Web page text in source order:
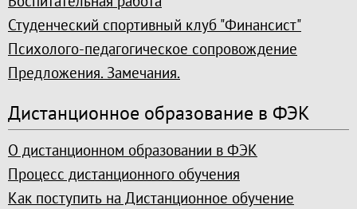
Студенческий спортивный клуб "Финансист"
Психолого-педагогическое сопровождение
Предложения. Замечания.
Дистанционное образование в ФЭК
О дистанционном образовании в ФЭК
Процесс дистанционного обучения
Как поступить на Дистанционное обучение